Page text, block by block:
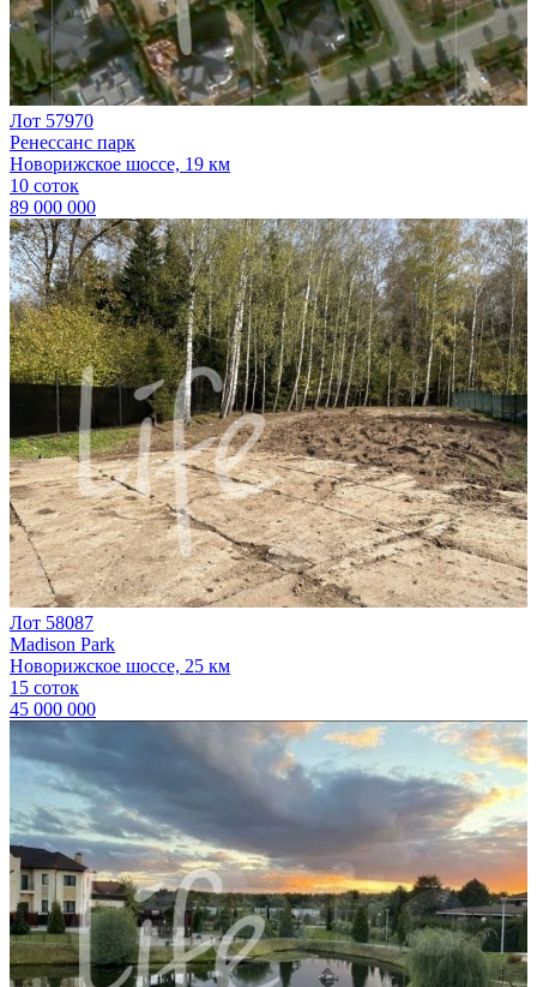
Лот 57970
Ренессанс парк
Новорижское шоссе, 19 км
10 соток
89 000 000
Лот 58087
Madison Park
Новорижское шоссе, 25 км
15 соток
45 000 000